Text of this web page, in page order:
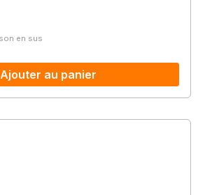
en sus
Ajouter au panier